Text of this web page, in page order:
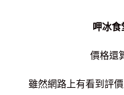
呷冰
價格還
雖然網路上有看到評